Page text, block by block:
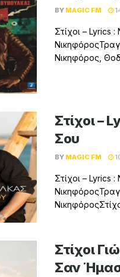
BY MAGIC FM
Στίχοι – Lyrics
Νικηφόρος,
Στίχοι –
Σου
BY MAGIC FM
Στίχοι – Lyrics
Στίχοι
Σαν